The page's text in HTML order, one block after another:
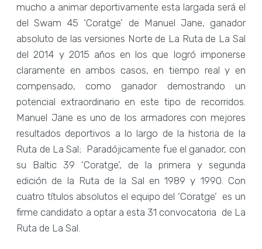
mucho a animar deportivamente esta largada será el
del Swam 45 ‘Coratge’ de Manuel Jane, ganador
absoluto de las versiones Norte de La Ruta de La Sal
del 2014 y 2015 años en los que logró imponerse
claramente en ambos casos, en tiempo real y en
compensado, como ganador demostrando un
potencial extraordinario en este tipo de recorridos.
Manuel Jane es uno de los armadores con mejores
resultados deportivos a lo largo de la historia de la
Ruta de La Sal; Paradójicamente fue el ganador, con
su Baltic 39 ‘Coratge’, de la primera y segunda
edición de la Ruta de la Sal en 1989 y 1990. Con
cuatro títulos absolutos el equipo del ‘Coratge’ es un
firme candidato a optar a esta 31 convocatoria de La
Ruta de La Sal.